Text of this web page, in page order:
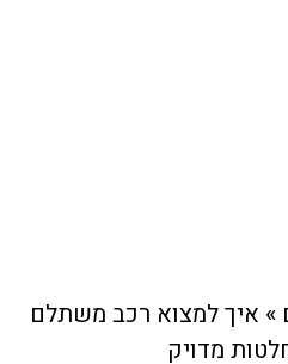
» איך למצוא רכב משתלם
מדויק